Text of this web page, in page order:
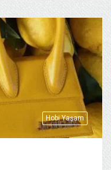
Hobi Yaşam